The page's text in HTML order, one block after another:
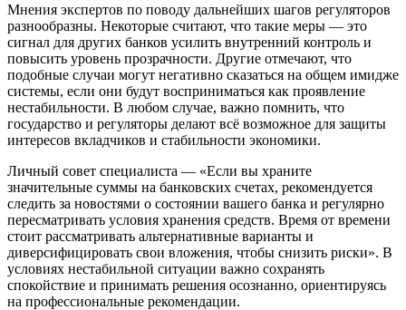
Мнения экспертов по поводу дальнейших шагов регуляторов
разнообразны. Некоторые считают, что такие меры — это
сигнал для других банков усилить внутренний контроль и
повысить уровень прозрачности. Другие отмечают, что
подобные случаи могут негативно сказаться на общем имидже
системы, если они будут восприниматься как проявление
нестабильности. В любом случае, важно помнить, что
государство и регуляторы делают всё возможное для защиты
интересов вкладчиков и стабильности экономики.
Личный совет специалиста — «Если вы храните
значительные суммы на банковских счетах, рекомендуется
следить за новостями о состоянии вашего банка и регулярно
пересматривать условия хранения средств. Время от времени
стоит рассматривать альтернативные варианты и
диверсифицировать свои вложения, чтобы снизить риски». В
условиях нестабильной ситуации важно сохранять
спокойствие и принимать решения осознанно, ориентируясь
на профессиональные рекомендации.